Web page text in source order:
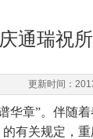
通瑞祝
更新时间：
华章”。伴随
的有关规定，